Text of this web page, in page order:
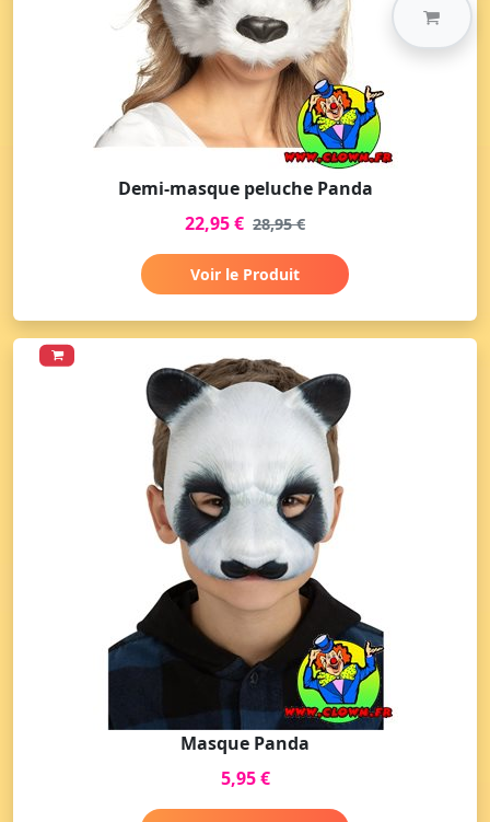
Demi-masque peluche Panda
22,95 € 28,95 €
Voir le Produit
Masque Panda
5,95 €